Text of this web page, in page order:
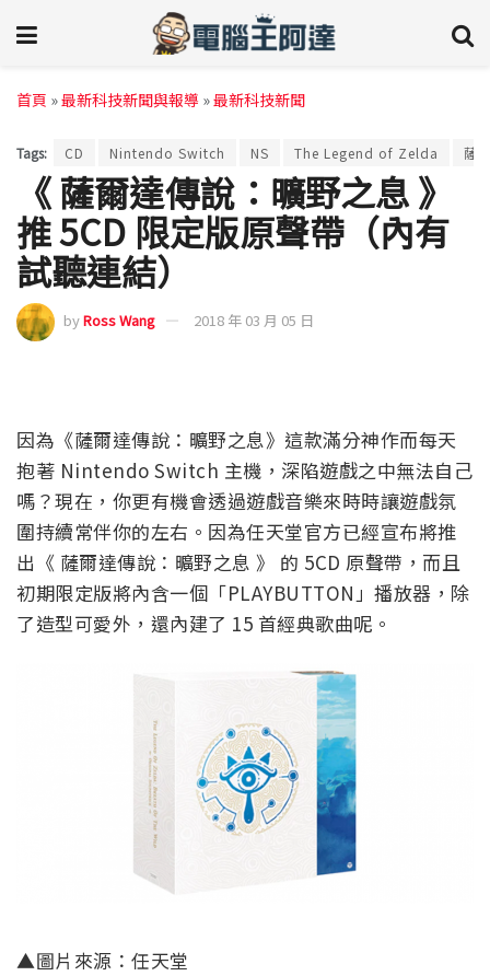
首頁 »最新科技新聞與報導 »最新科技新聞
Tags: CD Nintendo Switch NS The Legend of Zelda 薩
《 薩爾達傳說：曠野之息 》
推 5CD 限定版原聲帶（內有
試聽連結）
byRoss Wang 2018 年 03 月 05 日
因為《薩爾達傳說：曠野之息》這款滿分神作而每天
抱著 Nintendo Switch 主機，深陷遊戲之中無法自己
嗎？現在，你更有機會透過遊戲音樂來時時讓遊戲氛
圍持續常伴你的左右。因為任天堂官方已經宣布將推
出《 薩爾達傳說：曠野之息 》 的 5CD 原聲帶，而且
初期限定版將內含一個「PLAYBUTTON」播放器，除
了造型可愛外，還內建了 15 首經典歌曲呢。
▲圖片來源：任天堂